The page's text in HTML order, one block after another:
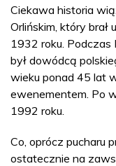
Ciekawa historia
Orlińskim, który
1932 roku. Podczas
był dowódcą
wieku ponad 45 lat
ewenementem. Po
1992 roku.
Co, oprócz pucharu
ostatecznie na